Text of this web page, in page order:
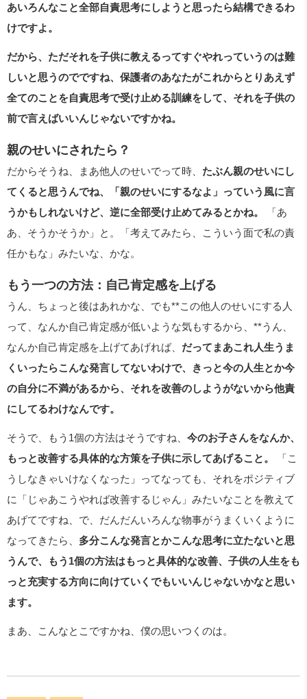
あいろんなこと全部自責思考にしようと思ったら結構できるわ
けですよ。
だから、ただそれを子供に教えるってすぐやれっていうのは難
しいと思うのでですね、保護者のあなたがこれからとりあえず
全てのことを自責思考で受け止める訓練をして、それを子供の
前で言えばいいんじゃないですかね。
親のせいにされたら？
だからそうね、まあ他人のせいでって時、 たぶん親のせいにし
てくると思うんでね、「親のせいにするなよ」っていう風に言
うかもしれないけど、逆に全部受け止めてみるとかね。
「あ
あ、そうかそうか」と。「考えてみたら、こういう面で私の責
任かもな」みたいな、かな。
もう一つの方法：自己肯定感を上げる
うん、ちょっと後はあれかな、でも**この他人のせいにする人
って、なんか自己肯定感が低いような気もするから、**うん、
なんか自己肯定感を上げてあげれば、 だってまあこれ人生うま
くいったらこんな発言してないわけで、きっと今の人生とか今
の自分に不満があるから、それを改善のしようがないから他責
にしてるわけなんです。
そうで、もう1個の方法はそうですね、 今のお子さんをなんか、
もっと改善する具体的な方策を子供に示してあげること。
「こ
うしなきゃいけなくなった」ってなっても、それをポジティブ
に「じゃあこうやれば改善するじゃん」みたいなことを教えて
あげてですね、で、だんだんいろんな物事がうまくいくように
なってきたら、 多分こんな発言とかこんな思考に立たないと思
うんで、もう1個の方法はもっと具体的な改善、子供の人生をも
っと充実する方向に向けていくでもいいんじゃないかなと思い
ます。
まあ、こんなとこですかね、僕の思いつくのは。